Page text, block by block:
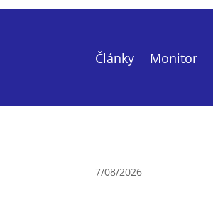
Články Monitor
7/08/2026